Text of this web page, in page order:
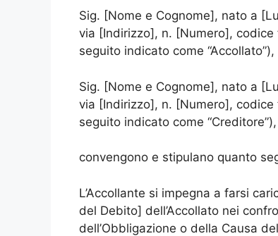
Sig. [Nome e Cognome], nato a
via [Indirizzo], n. [Numero],
seguito indicato come “Accollato”),
Sig. [Nome e Cognome], nato a
via [Indirizzo], n. [Numero],
seguito indicato come “Creditore”),
convengono e stipulano quanto
L’Accollante si impegna a farsi
del Debito] dell’Accollato nei
dell’Obbligazione o della Causa